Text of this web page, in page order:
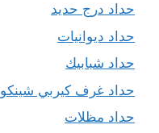
حداد درج حديد
حداد ديوانيات
حداد شبابيك
حداد غرف كيربي شينكو
حداد مظلات